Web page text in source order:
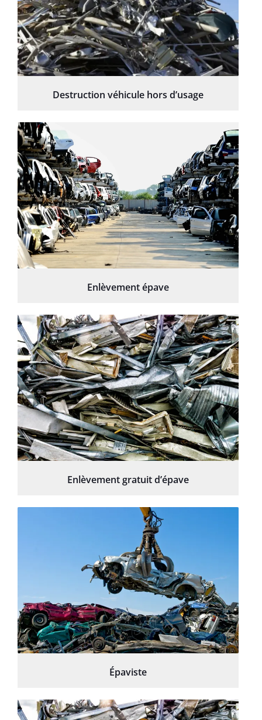
Destruction véhicule hors d’usage
Enlèvement épave
Enlèvement gratuit d’épave
Épaviste